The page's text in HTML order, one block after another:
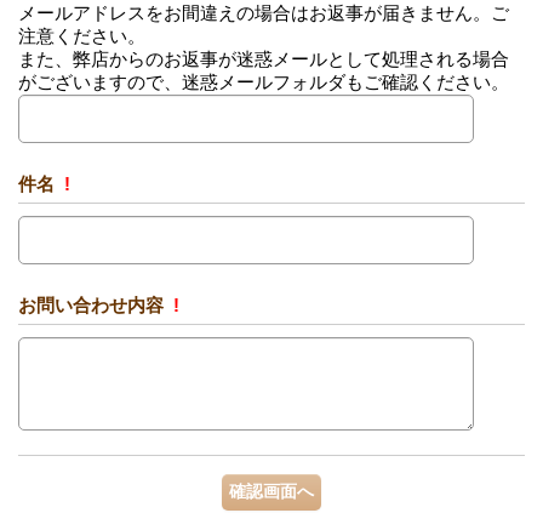
メールアドレスをお間違えの場合はお返事が届きません。ご
注意ください。
また、弊店からのお返事が迷惑メールとして処理される場合
がございますので、迷惑メールフォルダもご確認ください。
件名 !
お問い合わせ内容 !